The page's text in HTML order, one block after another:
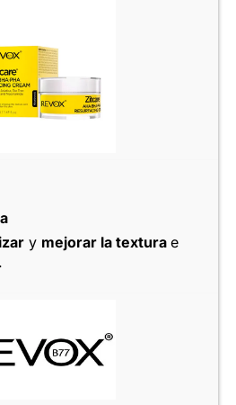
y mejorar la textura e